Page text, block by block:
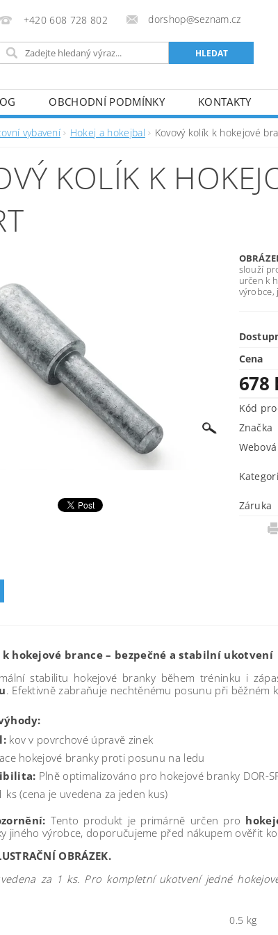
+420 608 728 802 dorshop@seznam.cz
OBCHODNÍ PODMÍNKY KONTAKTY
vybavení Hokej a hokejbal Kovový kolík k hokejové
KOLÍK K
slouží
určen k
Cena
678
Kód
Značka
Záruka
hokejové brance – bezpečné a stabilní ukotvení
stabilitu hokejové branky během tréninku i
. Efektivně zabraňuje nechtěnému posunu při běžném
kov v povrchové úpravě zinek
hokejové branky proti posunu na ledu
Plně optimalizováno pro hokejové branky DOR-
ks (cena je uvedena za jeden kus)
Tento produkt je primárně určen pro
jiného výrobce, doporučujeme před nákupem ověřit
OBRÁZEK.
za 1 ks. Pro kompletní ukotvení jedné
0.5 kg